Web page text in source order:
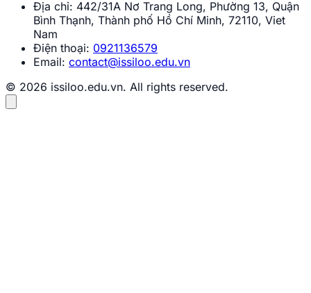
Địa chỉ: 442/31A Nơ Trang Long, Phường 13, Quận
Bình Thạnh, Thành phố Hồ Chí Minh, 72110, Viet
Nam
Điện thoại: 0921136579
Email: contact@issiloo.edu.vn
© 2026 issiloo.edu.vn. All rights reserved.